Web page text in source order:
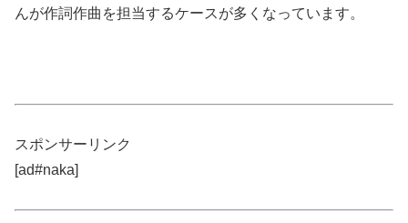
んが作詞作曲を担当するケースが多くなっています。
スポンサーリンク
[ad#naka]